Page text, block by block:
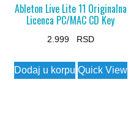
Ableton Live Lite 11 Originalna
Licenca PC/MAC CD Key
2.999
Dodaj u korpu Quick View